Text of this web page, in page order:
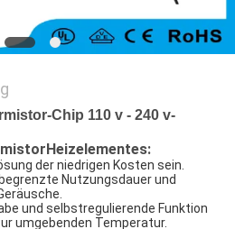
Chip 110 v - 240 v-
der niedrigen Kosten sein.
Nutzungsdauer und
und selbstregulierende Funktion
umgebenden Temperatur.